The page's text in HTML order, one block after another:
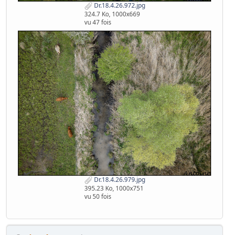
Dr.18.4.26.972.jpg
324.7 Ko, 1000x669
vu 47 fois
Dr.18.4.26.979.jpg
395.23 Ko, 1000x751
vu 50 fois